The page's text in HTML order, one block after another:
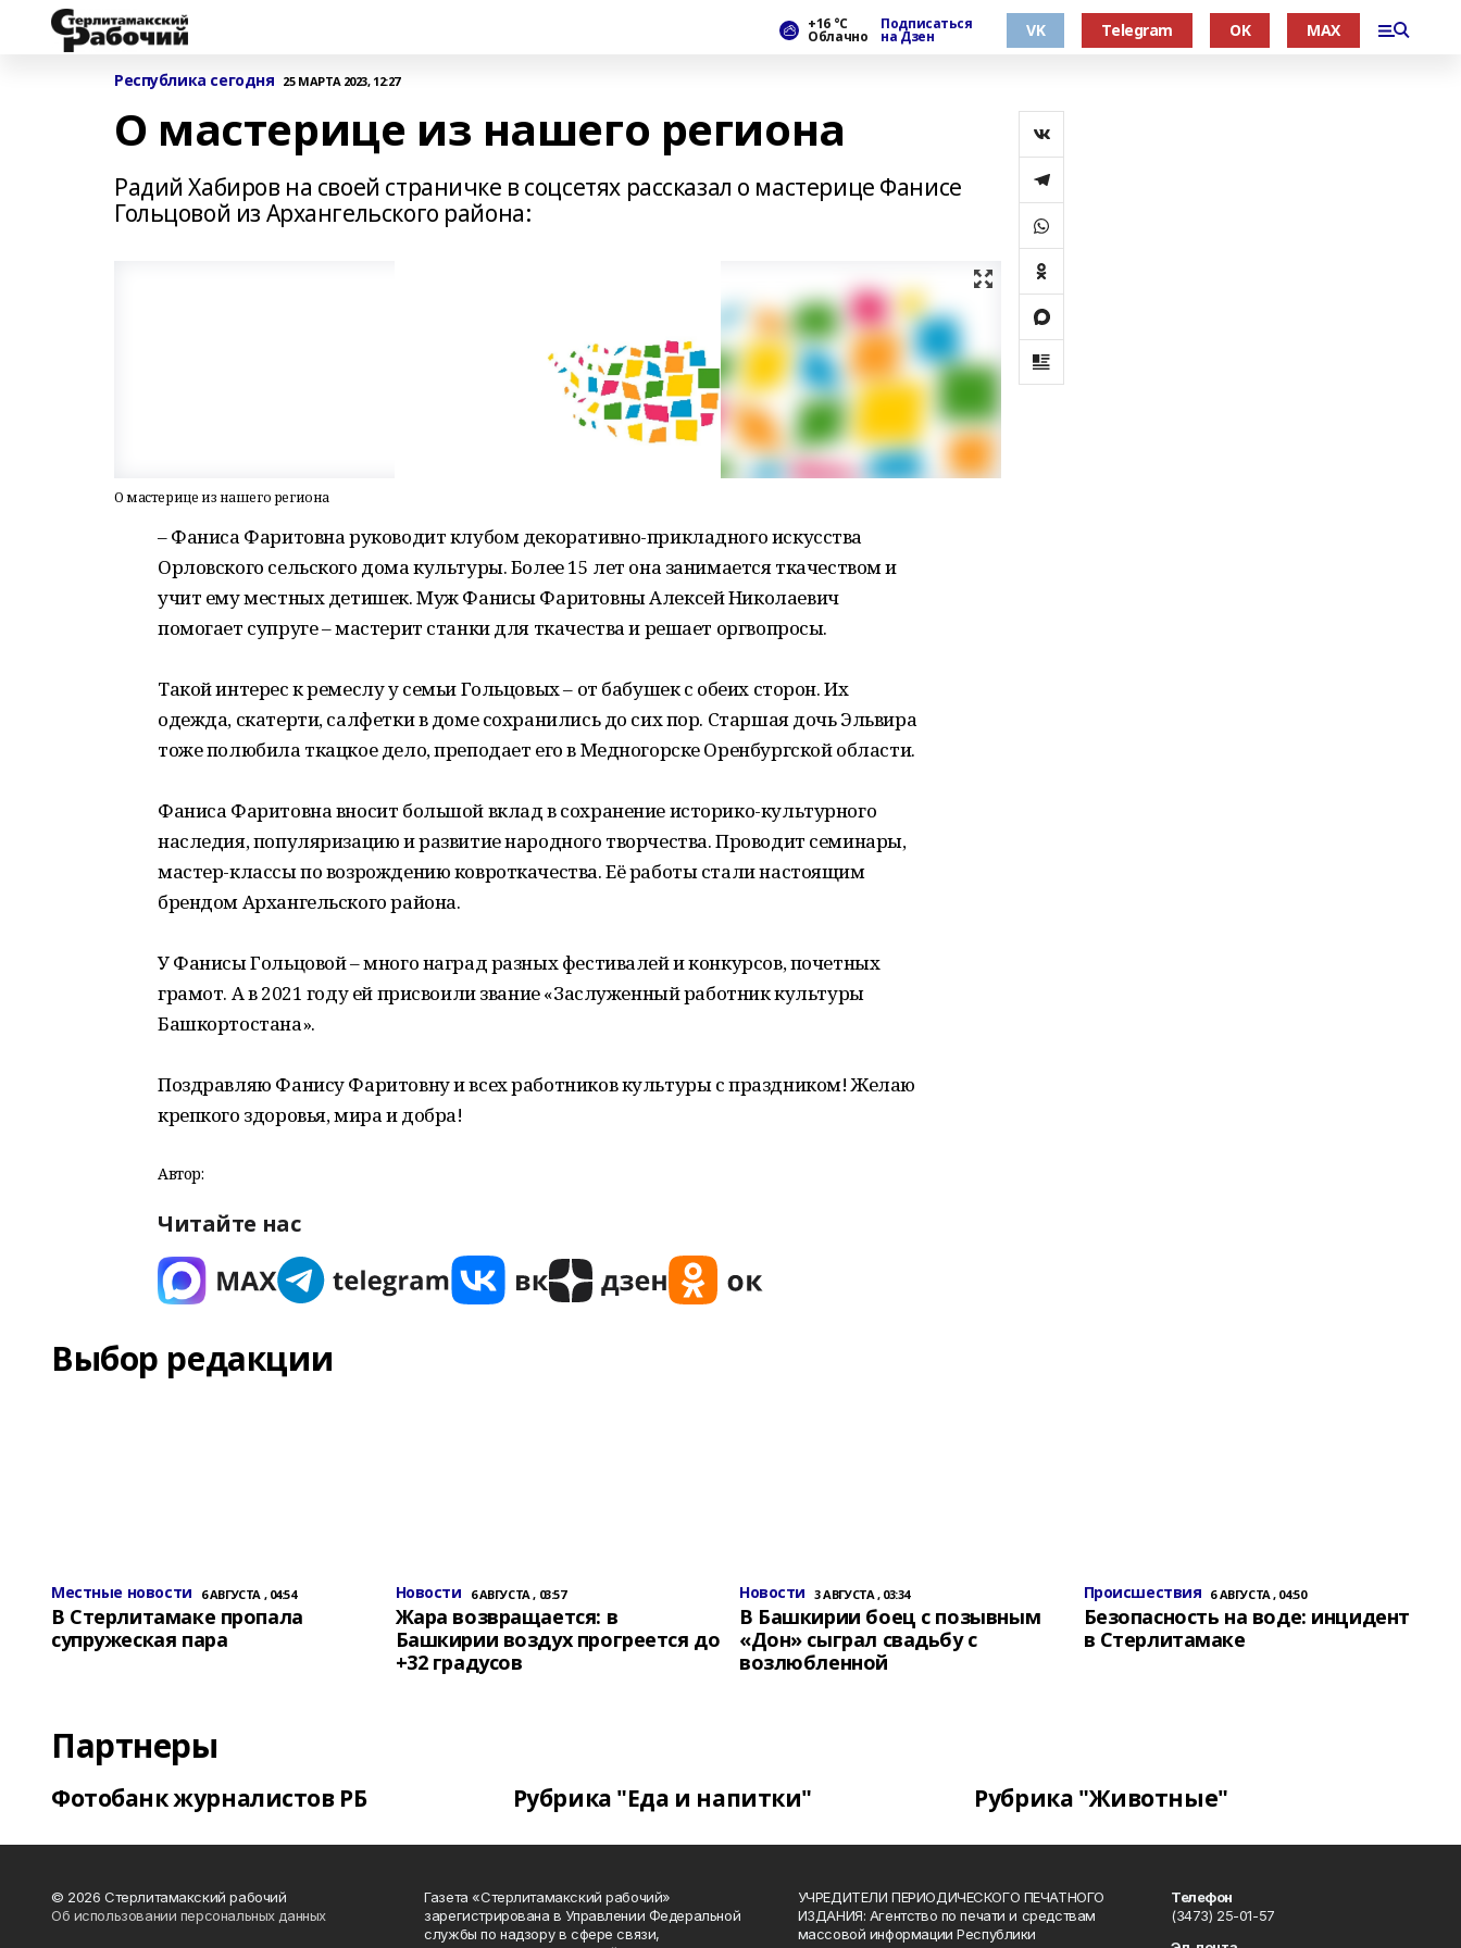
+16 °С
Облачно
Подписаться
на Дзен VK Telegram OK MAX
Республика сегодня 25 МАРТА 2023, 12:27
О мастерице из нашего региона
Радий Хабиров на своей страничке в соцсетях рассказал о мастерице Фанисе
Гольцовой из Архангельского района:
О мастерице из нашего региона
– Фаниса Фаритовна руководит клубом декоративно-прикладного искусства
Орловского сельского дома культуры. Более 15 лет она занимается ткачеством и
учит ему местных детишек. Муж Фанисы Фаритовны Алексей Николаевич
помогает супруге – мастерит станки для ткачества и решает оргвопросы.
Такой интерес к ремеслу у семьи Гольцовых – от бабушек с обеих сторон. Их
одежда, скатерти, салфетки в доме сохранились до сих пор. Старшая дочь Эльвира
тоже полюбила ткацкое дело, преподает его в Медногорске Оренбургской области.
Фаниса Фаритовна вносит большой вклад в сохранение историко-культурного
наследия, популяризацию и развитие народного творчества. Проводит семинары,
мастер-классы по возрождению ковроткачества. Её работы стали настоящим
брендом Архангельского района.
У Фанисы Гольцовой – много наград разных фестивалей и конкурсов, почетных
грамот. А в 2021 году ей присвоили звание «Заслуженный работник культуры
Башкортостана».
Поздравляю Фанису Фаритовну и всех работников культуры с праздником! Желаю
крепкого здоровья, мира и добра!
Автор:
Читайте нас
Выбор редакции
Местные новости 6 АВГУСТА , 04:54
В Стерлитамаке пропала
супружеская пара
Новости 6 АВГУСТА , 03:57
Жара возвращается: в
Башкирии воздух прогреется до
+32 градусов
Новости 3 АВГУСТА , 03:34
В Башкирии боец с позывным
«Дон» сыграл свадьбу с
возлюбленной
Происшествия 6 АВГУСТА , 04:50
Безопасность на воде: инцидент
в Стерлитамаке
Партнеры
Фотобанк журналистов РБ Рубрика "Еда и напитки" Рубрика "Животные"
© 2026 Стерлитамакский рабочий
Об использовании персональных данных
Газета «Стерлитамакский рабочий»
зарегистрирована в Управлении Федеральной
службы по надзору в сфере связи,
УЧРЕДИТЕЛИ ПЕРИОДИЧЕСКОГО ПЕЧАТНОГО
ИЗДАНИЯ: Агентство по печати и средствам
массовой информации Республики
Телефон
(3473) 25-01-57